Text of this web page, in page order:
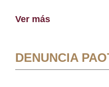
Ver más
DENUNCIA